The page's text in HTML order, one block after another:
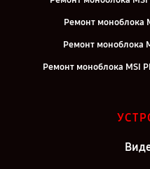
Ремонт моноблока
Ремонт моноблока
Ремонт моноблока MSI